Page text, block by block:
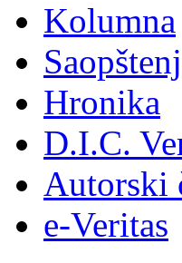
Kolumna
Hronika
D.I.C.
Autorski
e-Veritas